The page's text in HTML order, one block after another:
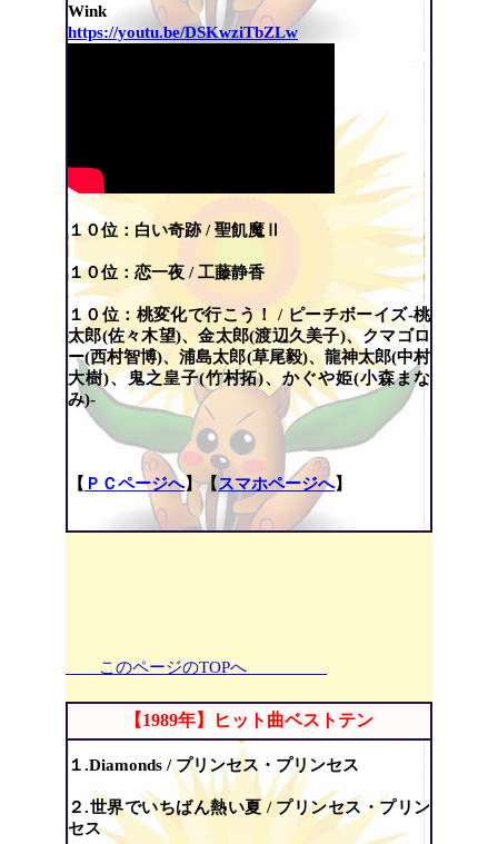
Wink
https://youtu.be/DSKwziTbZLw
１０位：白い奇跡 /聖飢魔Ⅱ
１０位：恋一夜 / 工藤静香
１０位：桃変化で行こう！ / ピーチボーイズ-桃
太郎(佐々木望)、金太郎(渡辺久美子)、クマゴロ
ー(西村智博)、浦島太郎(草尾毅)、龍神太郎(中村
大樹)、鬼之皇子(竹村拓)、かぐや姫(小森まな
み)-
【 ＰＣページへ】【 スマホページへ】
このページのTOPへ
【1989年】ヒット曲ベストテン
１.Diamonds / プリンセス・プリンセス
２.世界でいちばん熱い夏 / プリンセス・プリン
セス